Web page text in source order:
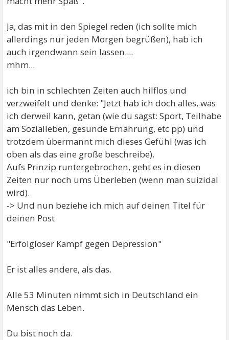
Ja, das mit in den Spiegel reden (ich sollte mich
allerdings nur jeden Morgen begrüßen), hab ich
auch irgendwann sein lassen....
mhm...
ich bin in schlechten Zeiten auch hilflos und
verzweifelt und denke: "Jetzt hab ich doch alles, was
ich derweil kann, getan (wie du sagst: Sport, Teilhabe
am Sozialleben, gesunde Ernährung, etc pp) und
trotzdem übermannt mich dieses Gefühl (was ich
oben als das eine große beschreibe).
Aufs Prinzip runtergebrochen, geht es in diesen
Zeiten nur noch ums Überleben (wenn man suizidal
wird).
-> Und nun beziehe ich mich auf deinen Titel für
deinen Post
"Erfolgloser Kampf gegen Depression"
Er ist alles andere, als das.
Alle 53 Minuten nimmt sich in Deutschland ein
Mensch das Leben.
Du bist noch da.